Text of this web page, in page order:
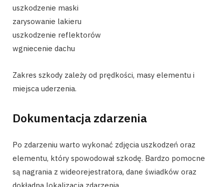
uszkodzenie maski
zarysowanie lakieru
uszkodzenie reflektorów
wgniecenie dachu
Zakres szkody zależy od prędkości, masy elementu i
miejsca uderzenia.
Dokumentacja zdarzenia
Po zdarzeniu warto wykonać zdjęcia uszkodzeń oraz
elementu, który spowodował szkodę. Bardzo pomocne
są nagrania z wideorejestratora, dane świadków oraz